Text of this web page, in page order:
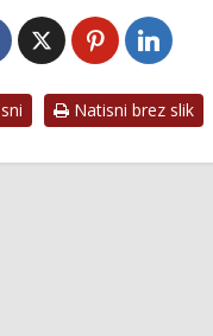
Natisni brez slik